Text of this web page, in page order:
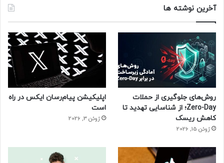
آخرین نوشته ها
روش‌های جلوگیری از حملات
Zero-Day؛ از شناسایی تهدید تا
کاهش ریسک
ژوئن 15, 2026
اپلیکیشن پیام‌رسان ایکس در راه
است
ژوئن 3, 2026